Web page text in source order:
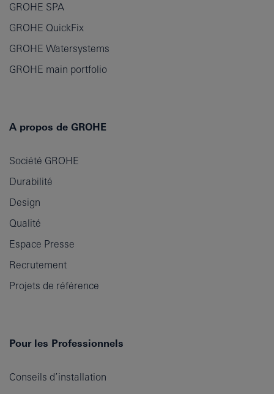
GROHE SPA
GROHE QuickFix
GROHE Watersystems
GROHE main portfolio
A propos de GROHE
Société GROHE
Durabilité
Design
Qualité
Espace Presse
Recrutement
Projets de référence
Pour les Professionnels
Conseils d’installation